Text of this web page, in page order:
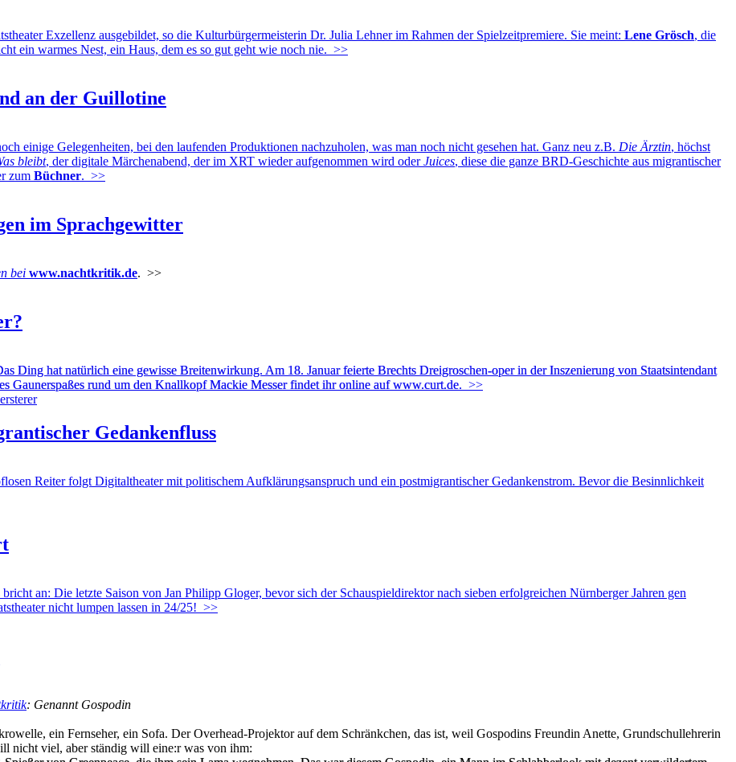
Exzellenz ausgebildet, so die Kulturbürgermeisterin Dr. Julia Lehner im Rahmen der Spielzeitpremiere. Sie meint: Lene Grösch, die
ein warmes Nest, ein Haus, dem es so gut geht wie noch nie. >>
an der Guillotine
einige Gelegenheiten, bei den laufenden Produktionen nachzuholen, was man noch nicht gesehen hat. Ganz neu z.B. Die Ärztin, höchst
bleibt, der digitale Märchenabend, der im XRT wieder aufgenommen wird oderJuices, diese die ganze BRD-Geschichte aus migrantischer
zum Büchner. >>
im Sprachgewitter
bei www.nachtkritik.de. >>
Ding hat natürlich eine gewisse Breitenwirkung. Am 18. Januar feierte Brechts Dreigroschen-oper in der Inszenierung von Staatsintendant
Gaunerspaßes rund um den Knallkopf Mackie Messer findet ihr online auf www.curt.de. >>
Gedankenfluss
Reiter folgt Digitaltheater mit politischem Aufklärungsanspruch und ein postmigrantischer Gedankenstrom. Bevor die Besinnlichkeit
an: Die letzte Saison von Jan Philipp Gloger, bevor sich der Schauspieldirektor nach sieben erfolgreichen Nürnberger Jahren gen
nicht lumpen lassen in 24/25! >>
: Genannt Gospodin
ein Fernseher, ein Sofa. Der Overhead-Projektor auf dem Schränkchen, das ist, weil Gospodins Freundin Anette, Grundschullehrerin
nicht viel, aber ständig will eine:r was von ihm: